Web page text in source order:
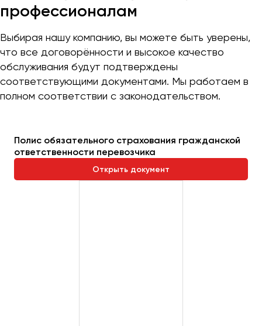
профессионалам
Выбирая нашу компанию, вы можете быть уверены,
что все договорённости и высокое качество
обслуживания будут подтверждены
соответствующими документами. Мы работаем в
полном соответствии с законодательством.
Полис обязательного страхования гражданской
ответственности перевозчика
Открыть документ